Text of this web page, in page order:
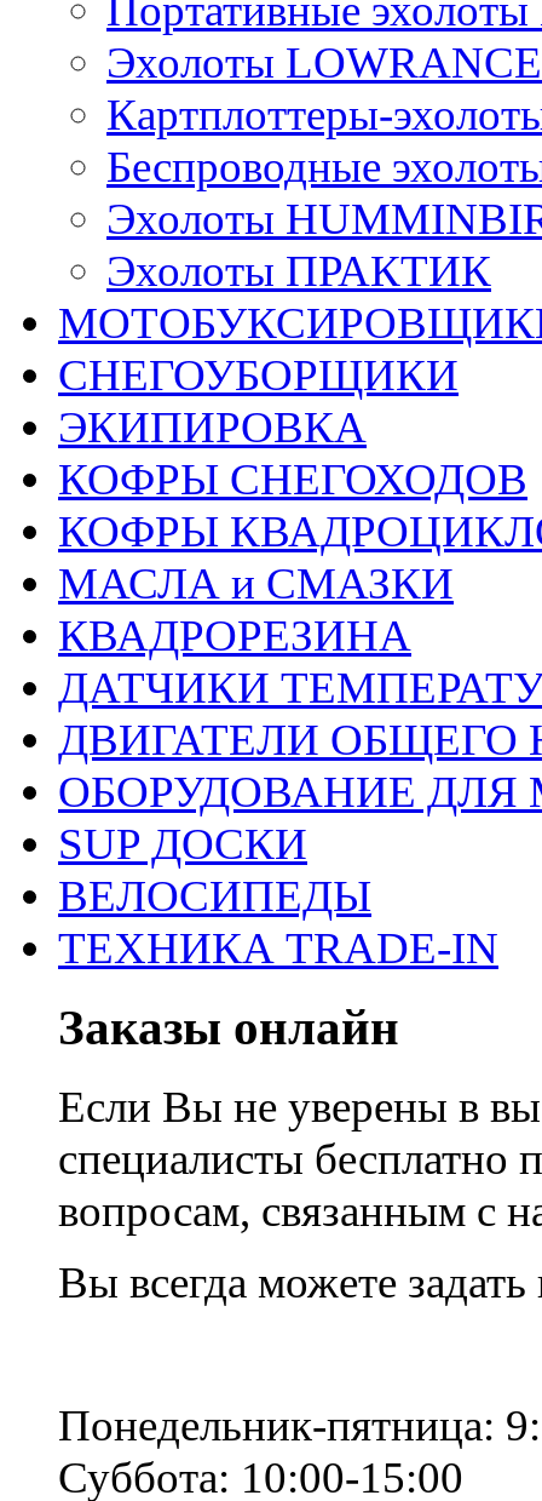
Портативные
Эхолоты LOWRANCE
Картплоттеры-
Беспроводные
Эхолоты
Эхолоты ПРАКТИК
СНЕГОУБОРЩИКИ
ЭКИПИРОВКА
КОФРЫ СНЕГОХОДОВ
КОФРЫ
МАСЛА и СМАЗКИ
КВАДРОРЕЗИНА
ДАТЧИКИ
ДВИГАТЕЛИ ОБЩЕГО
ОБОРУДОВАНИЕ
SUP ДОСКИ
ВЕЛОСИПЕДЫ
ТЕХНИКА TRADE-IN
Заказы онлайн
Если Вы не уверены в
специалисты
вопросам, связанным с
Вы всегда можете
Понедельник-пятница:
Суббота: 10:00-15:00